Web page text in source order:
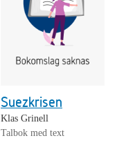
Suezkrisen
Klas Grinell
Talbok med text